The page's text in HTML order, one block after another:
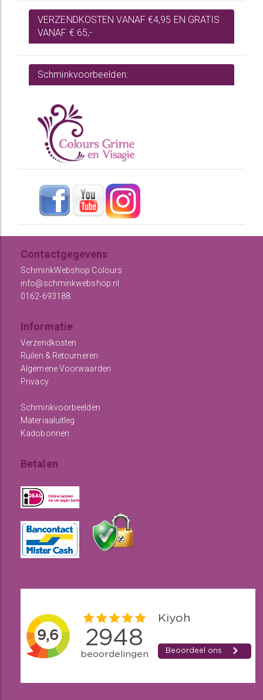
VERZENDKOSTEN VANAF €4,95 EN GRATIS
VANAF € 65,-
Schminkvoorbeelden:
Contactgegevens
SchminkWebshop Colours
info@schminkwebshop.nl
0162-693188
Informatie
Verzendkosten
Ruilen & Retourneren
Algemene Voorwaarden
Privacy
Schminkvoorbeelden
Materiaaluitleg
Kadobonnen
Betalen